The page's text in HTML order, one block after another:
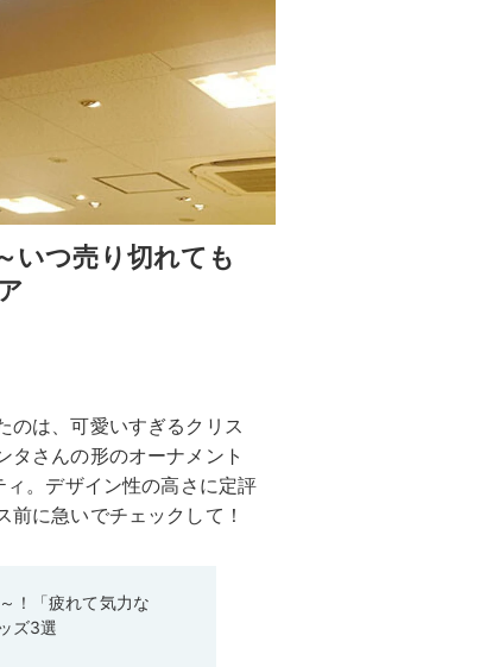
いつ売り切れても
のは、可愛いすぎるクリス
タさんの形のオーナメント
。デザイン性の高さに定評
に急いでチェックして！
！「疲れて気力な
ズ3選